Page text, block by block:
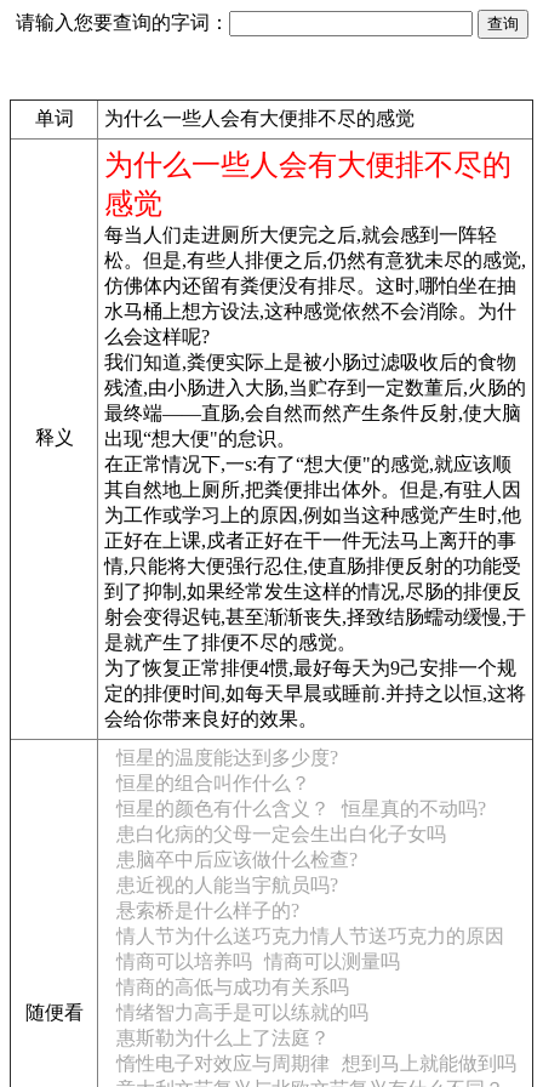
请输入您要查询的字词：
单词 为什么一些人会有大便排不尽的感觉
释义
为什么一些人会有大便排不尽的
感觉
每当人们走进厕所大便完之后,就会感到一阵轻
松。但是,有些人排便之后,仍然有意犹未尽的感觉,
仿佛体内还留有粪便没有排尽。这时,哪怕坐在抽
水马桶上想方设法,这种感觉依然不会消除。为什
么会这样呢?
我们知道,粪便实际上是被小肠过滤吸收后的食物
残渣,由小肠进入大肠,当贮存到一定数董后,火肠的
最终端——直肠,会自然而然产生条件反射,使大脑
出现“想大便"的怠识。
在正常情况下,一s:有了“想大便"的感觉,就应该顺
其自然地上厕所,把粪便排出体外。但是,有驻人因
为工作或学习上的原因,例如当这种感觉产生时,他
正好在上课,戍者正好在干一件无法马上离幵的事
情,只能将大便强行忍住,使直肠排便反射的功能受
到了抑制,如果经常发生这样的情况,尽肠的排便反
射会变得迟钝,甚至渐渐丧失,择致结肠蠕动缓慢,于
是就产生了排便不尽的感觉。
为了恢复正常排便4惯,最好每天为9己安排一个规
定的排便时间,如每天早晨或睡前.并持之以恒,这将
会给你带来良好的效果。
随便看
恒星的温度能达到多少度?
恒星的组合叫作什么？
恒星的颜色有什么含义？
恒星真的不动吗?
患白化病的父母一定会生出白化子女吗
患脑卒中后应该做什么检查?
患近视的人能当宇航员吗?
悬索桥是什么样子的?
情人节为什么送巧克力情人节送巧克力的原因
情商可以培养吗 情商可以测量吗
情商的高低与成功有关系吗
情绪智力高手是可以练就的吗
惠斯勒为什么上了法庭？
惰性电子对效应与周期律 想到马上就能做到吗